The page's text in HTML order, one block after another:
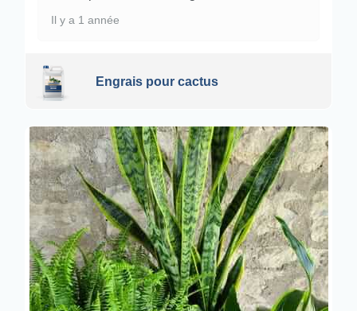
Il y a 1 année
Engrais pour cactus